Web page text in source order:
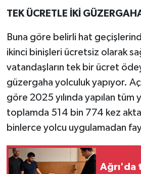
TEK ÜCRETLE İKİ
Buna göre belirli hat
ikinci binişleri ücretsiz olarak
vatandaşların tek bir ücret
güzergaha yolculuk yapıyor.
göre 2025 yılında yapılan tüm
toplamda 514 bin 774 kez
binlerce yolcu uygulamadan
Ağrı'da